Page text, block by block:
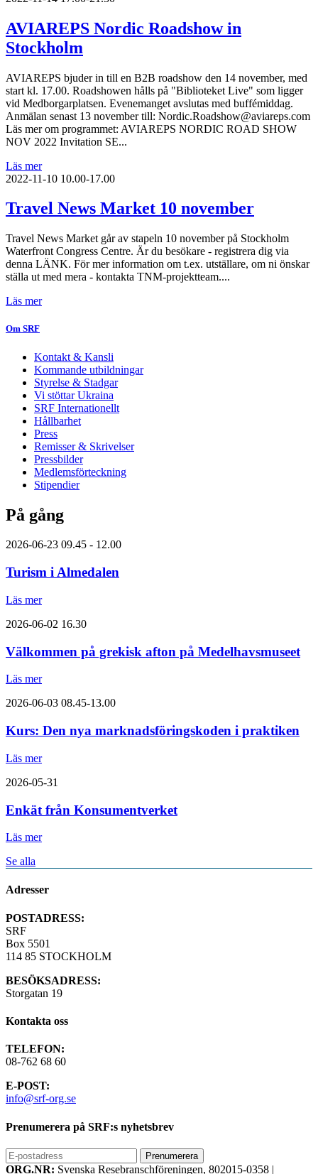
AVIAREPS Nordic Roadshow in
Stockholm
AVIAREPS bjuder in till en B2B roadshow den 14 november, med
start kl. 17.00. Roadshowen hålls på "Biblioteket Live" som ligger
vid Medborgarplatsen. Evenemanget avslutas med buffémiddag.
Anmälan senast 13 november till: Nordic.Roadshow@aviareps.com
Läs mer om programmet: AVIAREPS NORDIC ROAD SHOW
NOV 2022 Invitation SE...
Läs mer
2022-11-10 10.00-17.00
Travel News Market 10 november
Travel News Market går av stapeln 10 november på Stockholm
Waterfront Congress Centre. Är du besökare - registrera dig via
denna LÄNK. För mer information om t.ex. utställare, om ni önskar
ställa ut med mera - kontakta TNM-projektteam....
Läs mer
Om SRF
Kontakt & Kansli
Kommande utbildningar
Styrelse & Stadgar
Vi stöttar Ukraina
SRF Internationellt
Hållbarhet
Press
Remisser & Skrivelser
Pressbilder
Medlemsförteckning
Stipendier
På gång
2026-06-23 09.45 - 12.00
Turism i Almedalen
Läs mer
2026-06-02 16.30
Välkommen på grekisk afton på Medelhavsmuseet
Läs mer
2026-06-03 08.45-13.00
Kurs: Den nya marknadsföringskoden i praktiken
Läs mer
2026-05-31
Enkät från Konsumentverket
Läs mer
Se alla
Adresser
POSTADRESS:
SRF
Box 5501
114 85 STOCKHOLM
BESÖKSADRESS:
Storgatan 19
Kontakta oss
TELEFON:
08-762 68 60
E-POST:
info@srf-org.se
Prenumerera på SRF:s nyhetsbrev
ORG.NR: Svenska Resebranschföreningen, 802015-0358 |